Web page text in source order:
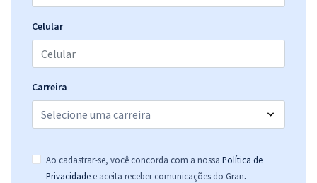
Celular
Carreira
Ao cadastrar-se, você concorda com a nossa Política de
Privacidade e aceita receber comunicações do Gran.